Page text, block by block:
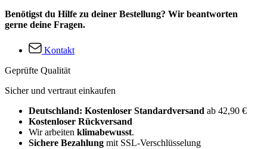
Benötigst du Hilfe zu deiner Bestellung? Wir beantworten
gerne deine Fragen.
Kontakt
Geprüfte Qualität
Sicher und vertraut einkaufen
Deutschland: Kostenloser Standardversand ab 42,90 €
Kostenloser Rückversand
Wir arbeiten klimabewusst.
Sichere Bezahlung mit SSL-Verschlüsselung